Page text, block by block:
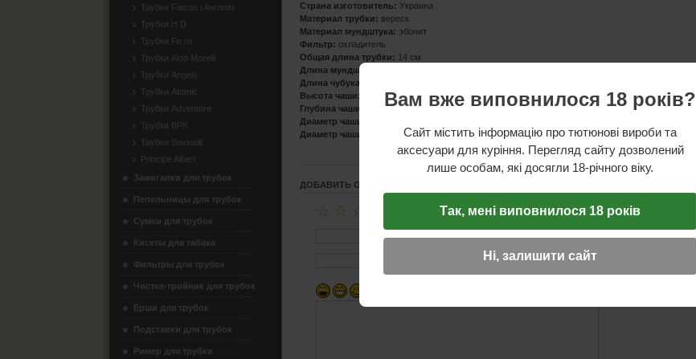
Страна изготовитель: Украина
Материал трубки: вереск
Материал мундштука: эбонит
Фильтр: охладитель
Общая длина трубки: 14 см
Длина мундштука:
Длина чубука:
Высота чаши:
3,5 см
Глубина чаши:
2,4 см
Диаметр чаши внешний:
Диаметр чаши внутренний:2,1 см
ДОБАВИТЬ ОТЗЫВ
☆
☆
☆
Имя (обязательное)
Трубки Falcon (Англия)
Трубки H.D.
Трубки Fe.ro
Трубки Aldo Morelli
Трубки Angelo
Трубки Atomic
Трубки Adventure
Трубки BPK
Трубки Savinelli
Principe Albert
Зажигалки для трубок
Пепельницы для трубок
Сумки для трубок
Кисеты для табака
Фильтры для трубок
Чистка-тройник для трубок
Ерши для трубок
Подставки для трубок
Ример для трубки
Вам вже виповнилося 18 років?
Сайт містить інформацію про тютюнові вироби та
аксесуари для куріння. Перегляд сайту дозволений
лише особам, які досягли 18-річного віку.
Так, мені виповнилося 18 років
Ні, залишити сайт